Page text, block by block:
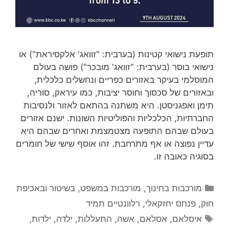
תופעת נישואי קטינות (בערבית: "זוואג' אלקסיראת") או
נישואי בוסר (בערבית: "זוואג' מובכר") פושה בעולם
המוסלמי בעיקר באזורים כפריים ונחשלים כלכלית,
ובאזורים של סכסוך וחוסר יציבות, כמו עיראק, סוריה,
תימן ואפגניסטן. היא משתנה בהתאם לאזור ולנסיבות
החברתיות, הכלכליות והפוליטיות השונות. ישנם אזורים
בעולם שבהם התופעה מצטמצמת ואחרים שבהם היא
עדיין נפוצה או אף מתרחבת. זהו אוסף שישי של חומרים
בסוגיה כאובה זו.
קטגוריות
מורכבות בחינוך, מורכבות במשפט, בשיטור ובאכיפת
חוק, פנחס יחזקאלי, רלוונטיים תמיד
תגיות
איסלאם, אסלאם, אשה, התעללות, ילדה, ילדות,